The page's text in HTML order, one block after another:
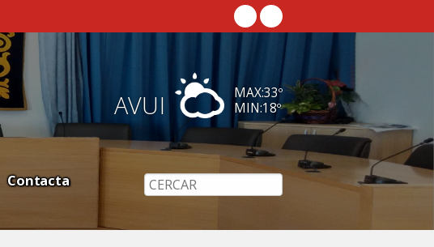
AVUI MAX:33º
MIN:18º
Contacta